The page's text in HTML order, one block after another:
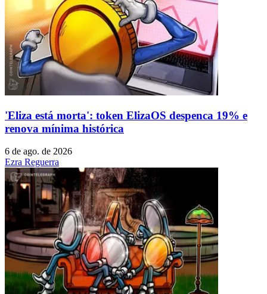
'Eliza está morta': token ElizaOS despenca 19% e
renova mínima histórica
6 de ago. de 2026
Ezra Reguerra